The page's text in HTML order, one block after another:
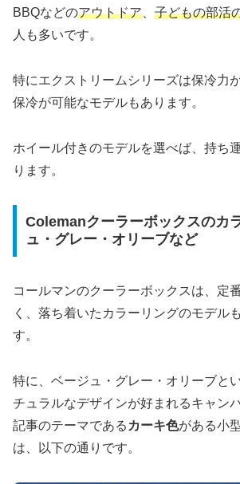
BBQなどのアウトドア 子どもの部活
人も多いです。
特にエクストリームシリーズは保冷力
保冷が可能なモデルもあります。
ホイール付きのモデルを選べば、持ち
ります。
Colemanクーラーボックスのカ
ュ・グレー・オリーブなど
コールマンのクーラーボックスは、定
く、落ち着いたカラーリングのモデル
す。
特に、ベージュ・グレー・オリーブと
チュラルなデザインが好まれるキャン
記事のテーマである カーキ色がある小
は、以下の通りです。